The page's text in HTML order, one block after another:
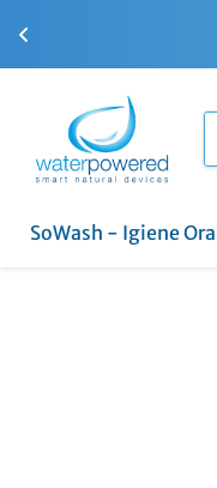
SoWash - Igiene